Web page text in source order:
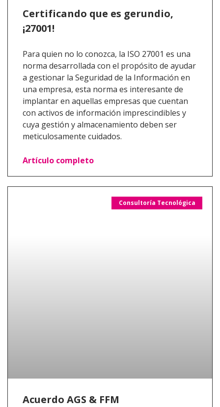
Certificando que es gerundio,
¡27001!
Para quien no lo conozca, la ISO 27001 es una
norma desarrollada con el propósito de ayudar
a gestionar la Seguridad de la Información en
una empresa, esta norma es interesante de
implantar en aquellas empresas que cuentan
con activos de información imprescindibles y
cuya gestión y almacenamiento deben ser
meticulosamente cuidados.
Artículo completo
Consultoría Tecnológica
Acuerdo AGS & FFM